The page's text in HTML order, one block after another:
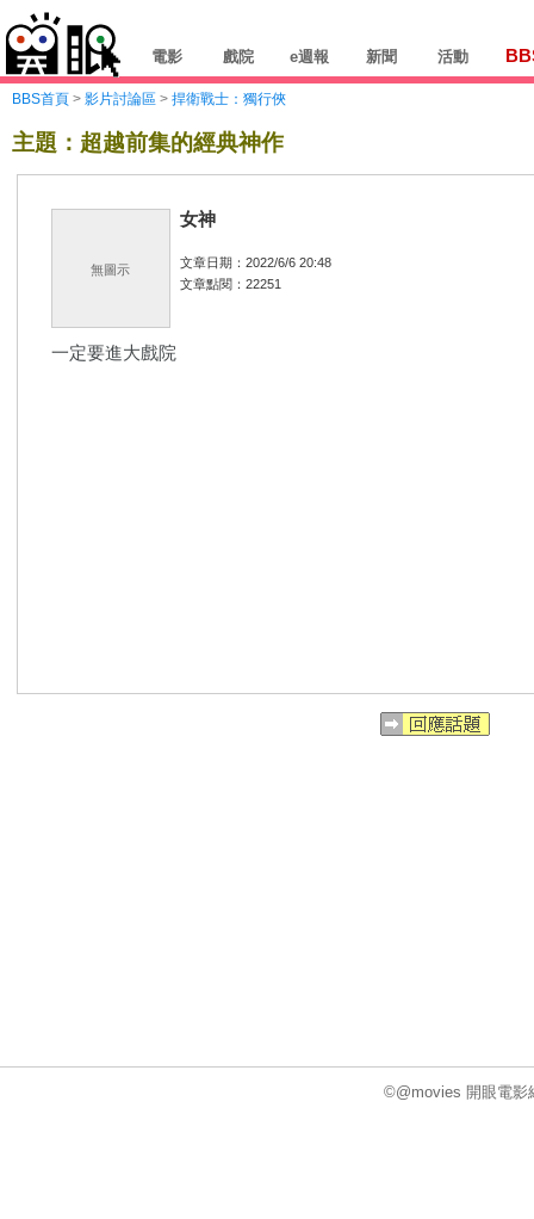
電影 戲院 e週報 新聞 活動
BBS首頁 > 影片討論區 > 捍衛戰士：獨行俠
主題：超越前集的經典神作
無圖示
女神
文章日期：2022/6/6 20:48
文章點閱：22251
一定要進大戲院
©@movies 開眼電